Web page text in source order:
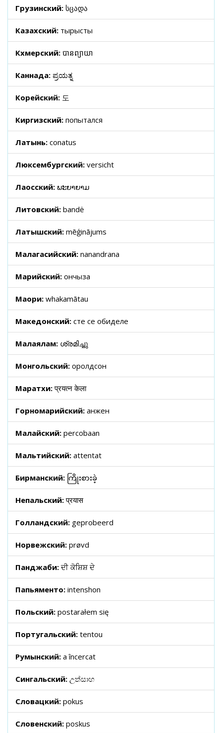
Грузинский: სცადა
Казахский: тырысты
Кхмерский: បានព្យាយា
Каннада: ಪ್ರಯತ್ನ
Корейский: 도
Киргизский: попытался
Латынь: conatus
Люксембургский: versicht
Лаосский: ພະຍາຍາມ
Литовский: bandė
Латышский: mēģinājums
Малагасийский: nanandrana
Марийский: ончыза
Маори: whakamātau
Македонский: сте се обиделе
Малаялам: ശ്രമിച്ചു
Монгольский: оролдсон
Маратхи:प्रयत्न केला
Горномарийский: анжен
Малайский: percobaan
Мальтийский: attentat
Бирманский: ကြိုးစားခဲ့
Непальский:प्रयास
Голландский: geprobeerd
Норвежский: prøvd
Панджаби: ਦੀ ਕੋਸ਼ਿਸ਼ ਦੇ
Папьяменто: intenshon
Польский: postarałem się
Португальский: tentou
Румынский: a încercat
Сингальский: උත්සාහ
Словацкий: pokus
Словенский: poskus